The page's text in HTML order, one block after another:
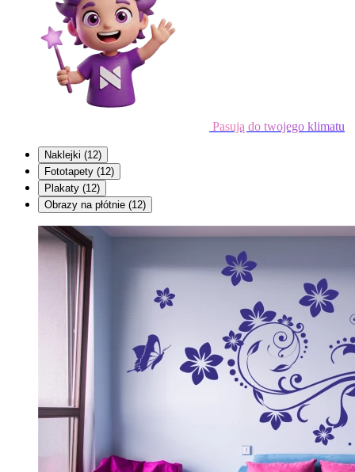
Pasują do twojego klimatu
Naklejki (12)
Fototapety (12)
Plakaty (12)
Obrazy na płótnie (12)